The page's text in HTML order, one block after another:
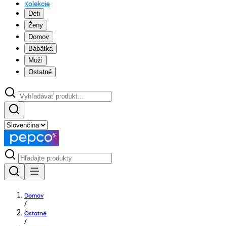
Kolekcie
Deti
Ženy
Domov
Bábätká
Muži
Ostatné
Domov
/
Ostatné
/